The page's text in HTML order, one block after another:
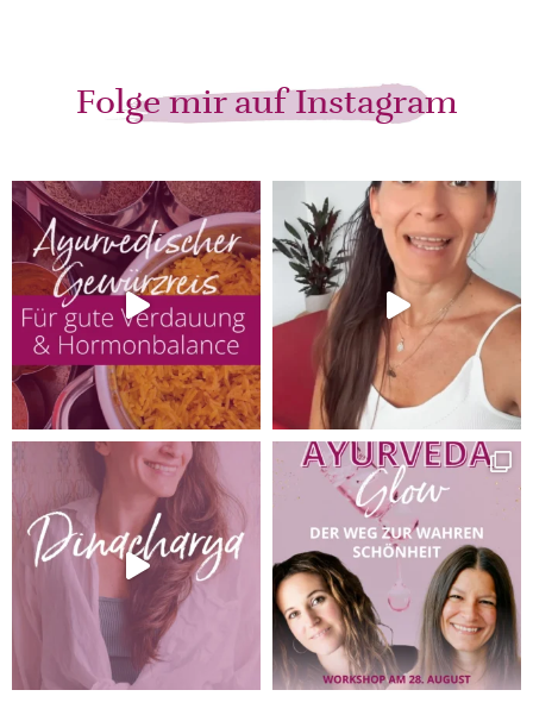
Folge mir auf Instagram